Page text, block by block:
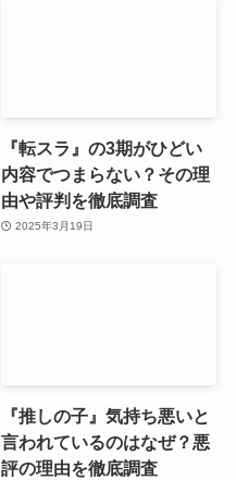
『転スラ』の3期がひどい
内容でつまらない？その理
由や評判を徹底調査
2025年3月19日
『推しの子』気持ち悪いと
言われているのはなぜ？悪
評の理由を徹底調査